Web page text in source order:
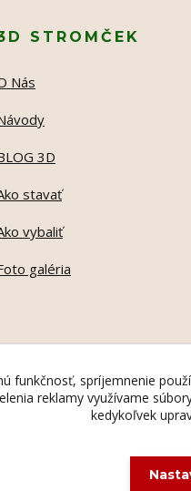
STROMČEK
Nás
3D
stavať
vybaliť
galéria
funkčnosť, spríjemnenie
reklamy využívame
kedykoľvek